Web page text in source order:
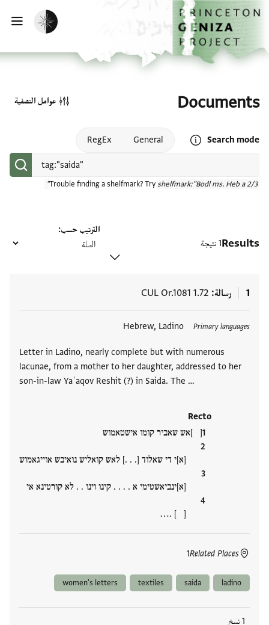
تخطي إلى المحتوى الرئيسي
الصفحة الرئيسية
تفعيل الوضع المظلم
Documents
Search mode
Open search mode help
General
RegEx
Trouble finding a shelfmark? Try shelfmark:"Bodl ms. Heb a 2/3"
عوامل التصفية
Results1 نتيجة
الترتيب حسب
1 رسالة CUL Or.1081 1.72
Primary languages
Hebrew, Ladino
Letter in Ladino, nearly complete but with numerous
lacunae, from a mother to her daughter, addressed to her
son-in-law Yaʿaqov Reshit (?) in Saida. The …
Recto
[ ]אש שאביר קומו אישטאמוש
[א]י די שאלוד [. . .] לאש קואליש נואיבש אוייגאמוש
[א]ינביאשטימי א . . . . קינו וינו . . לא קורטינא אי
[ ] .…
Related Places
1
العلامات
ladino
saida
textiles
women's letters
1 نسخ